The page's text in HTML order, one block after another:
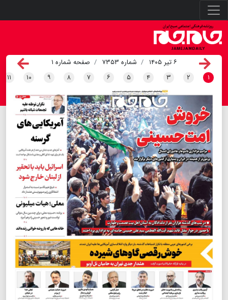
۶ تیر ۱۴۰۵ شماره ۷۳۵۳
صفحه شماره ۱
۱
۲ ۳ ۴ ۵ ۶ ۷ ۸ ۹ ۱۰ ۱۱